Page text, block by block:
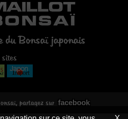
du Bonsaï japonais
sites
partagez sur facebook